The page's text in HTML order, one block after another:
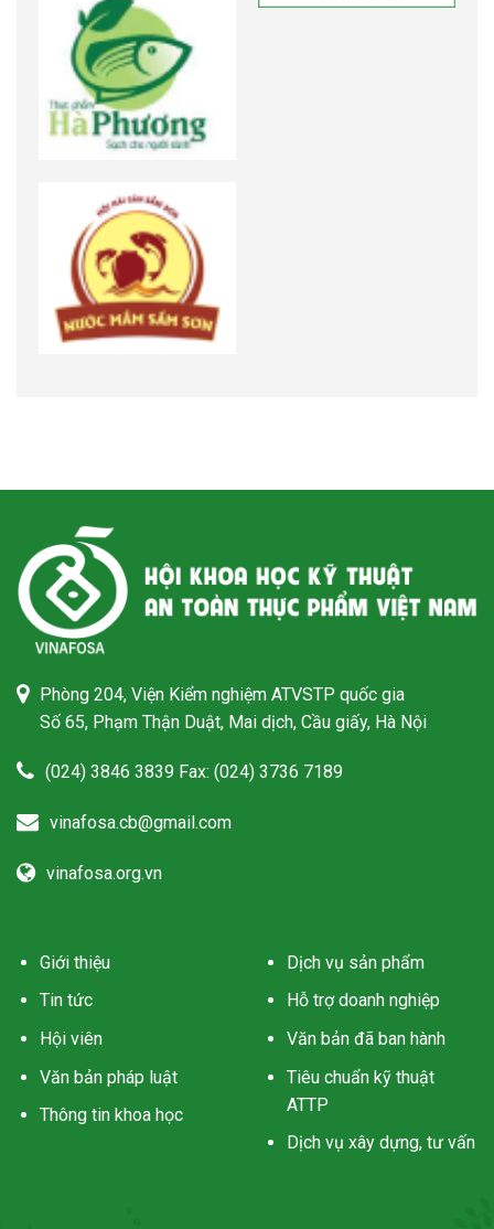
Phòng 204, Viện Kiểm nghiệm ATVSTP quốc gia
Số 65, Phạm Thận Duật, Mai dịch, Cầu giấy, Hà Nội
(024) 3846 3839 Fax: (024) 3736 7189
vinafosa.cb@gmail.com
vinafosa.org.vn
Giới thiệu
Tin tức
Hội viên
Văn bản pháp luật
Thông tin khoa học
Dịch vụ sản phẩm
Hỗ trợ doanh nghiệp
Văn bản đã ban hành
Tiêu chuẩn kỹ thuật
ATTP
Dịch vụ xây dựng, tư vấn